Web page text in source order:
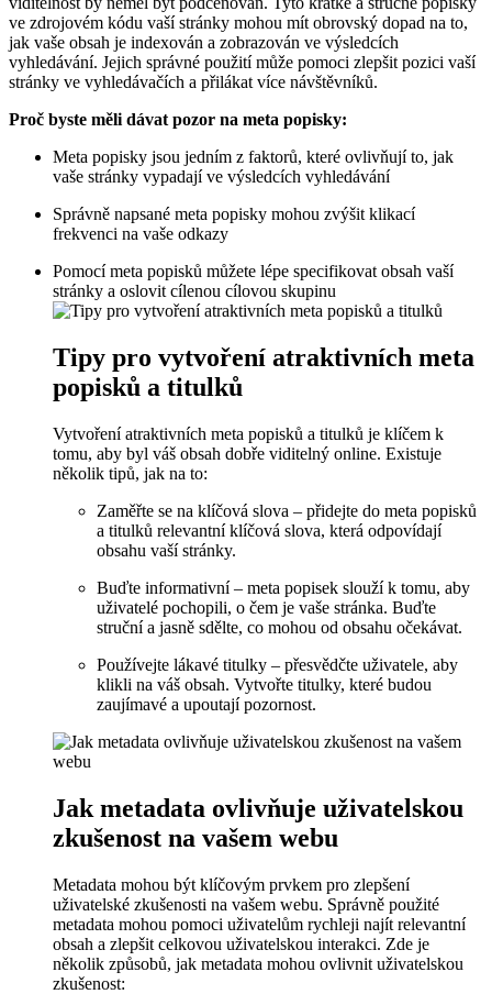
ve zdrojovém kódu vaší stránky mohou mít obrovský dopad na to,
jak vaše obsah je indexován a zobrazován ve výsledcích
vyhledávání. Jejich správné použití může pomoci zlepšit pozici vaší
stránky ve vyhledávačích a přilákat více návštěvníků.
Proč byste měli dávat pozor na meta popisky:
Meta popisky jsou jedním z faktorů, které ovlivňují to, jak
vaše stránky vypadají ve výsledcích vyhledávání
Správně napsané meta popisky mohou zvýšit klikací
frekvenci na vaše odkazy
Pomocí meta popisků můžete lépe specifikovat obsah vaší
stránky a oslovit cílenou cílovou skupinu
Tipy pro vytvoření atraktivních meta
popisků a titulků
Vytvoření atraktivních meta popisků a titulků je klíčem k
tomu, aby byl váš obsah dobře viditelný online. Existuje
několik tipů, jak na to:
Zaměřte se na klíčová slova – přidejte do meta popisků
a titulků relevantní klíčová slova, která odpovídají
obsahu vaší stránky.
Buďte informativní – meta popisek slouží k tomu, aby
uživatelé pochopili, o čem je vaše stránka. Buďte
struční a jasně sdělte, co mohou od obsahu očekávat.
Používejte lákavé titulky – přesvědčte uživatele, aby
klikli na váš obsah. Vytvořte titulky, které budou
zaujímavé a upoutají pozornost.
Jak metadata ovlivňuje uživatelskou
zkušenost na vašem webu
Metadata mohou být klíčovým prvkem pro zlepšení
uživatelské zkušenosti na vašem webu. Správně použité
metadata mohou pomoci uživatelům rychleji najít relevantní
obsah a zlepšit celkovou uživatelskou interakci. Zde je
několik způsobů, jak metadata mohou ovlivnit uživatelskou
zkušenost: